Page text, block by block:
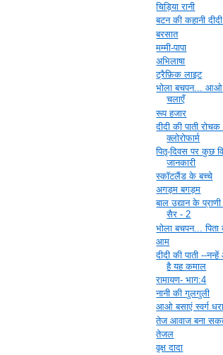
चिड़िया रानी
बटन की कहानी
बरसात
मम्मी-पापा
अभिलाषा
ट्रैफ़िक लाइट
भोला बचपन... आओ
चलाएँ
रूप हजार
दीदी की पाती
क्लोरोफार्म
पितृ-दिवस पर कुछ
जानकारी
स्कॉटलैंड के बच्चे
अगड़म बगड़म
बाल उद्यान के
सैर - 2
भोला बचपन... पिता
आम
दीदी की पाती --
है यह कमाल
रामायण- भाग:4
नानी की गुलगुली
आओ बसाएं स्वर्ग
तेज आवाज बना
तेजल
वृक्ष दादा